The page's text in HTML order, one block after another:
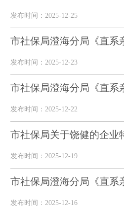
发布时间：2025-12-25
市社保局澄海分局《直系
发布时间：2025-12-23
市社保局澄海分局《直系
发布时间：2025-12-22
市社保局关于饶健的企业
发布时间：2025-12-19
市社保局澄海分局《直系
发布时间：2025-12-16